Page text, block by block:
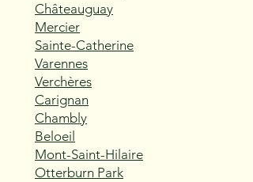
Châteauguay
Mercier
Sainte-Catherine
Varennes
Verchères
Carignan
Chambly
Beloeil
Mont-Saint-Hilaire
Otterburn Park